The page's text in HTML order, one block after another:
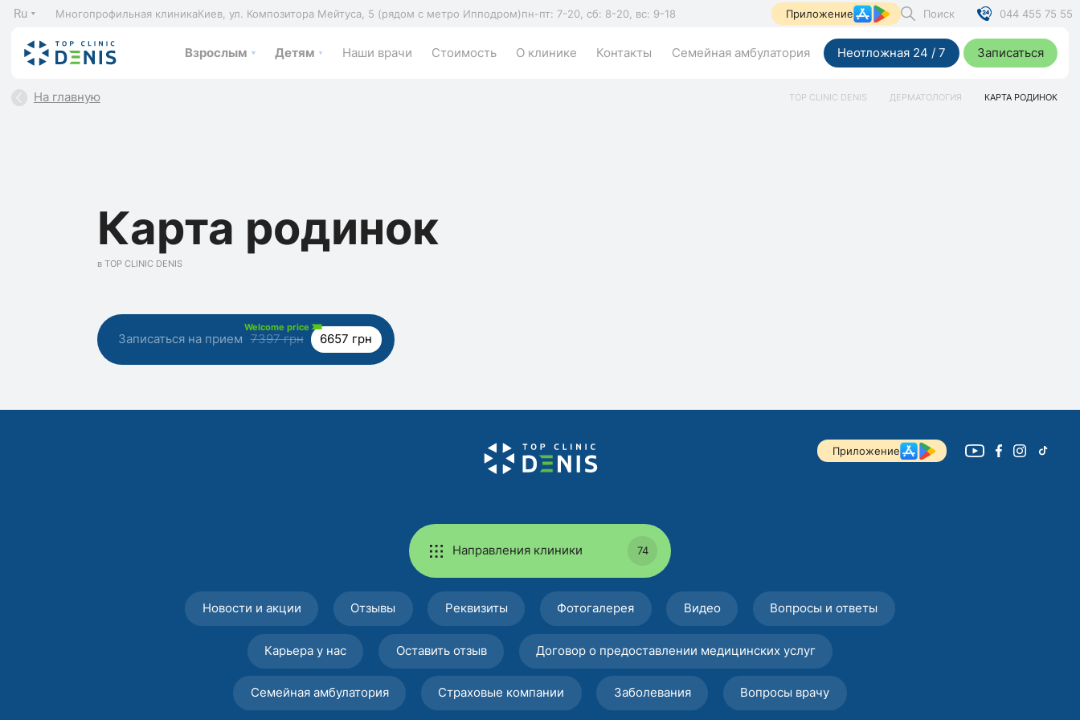
Ru Многопрофильная клиникаКиев, ул. Композитора Мейтуса, 5 (рядом с метро Ипподром)пн-пт: 7-20, сб: 8-20, вс: 9-18 Приложение Поиск 044 455 75 55
Взрослым Детям Наши врачи Стоимость О клинике Контакты Семейная амбулатория Неотложная 24 / 7 Записаться
На главную TOP CLINIC DENIS ДЕРМАТОЛОГИЯ КАРТА РОДИНОК
Карта родинок
в TOP CLINIC DENIS
Записаться на прием
Welcome price
7397 грн 6657 грн
Приложение
Направления клиники 74
Новости и акции Отзывы Реквизиты Фотогалерея Видео Вопросы и ответы
Карьера у нас Оставить отзыв Договор о предоставлении медицинских услуг
Семейная амбулатория Страховые компании Заболевания Вопросы врачу